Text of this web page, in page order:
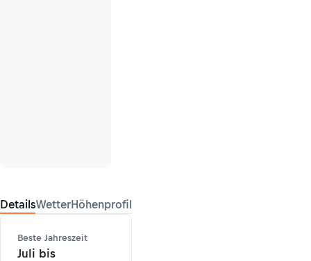
DetailsWetterHöhenprofil
Beste Jahreszeit
Juli bis